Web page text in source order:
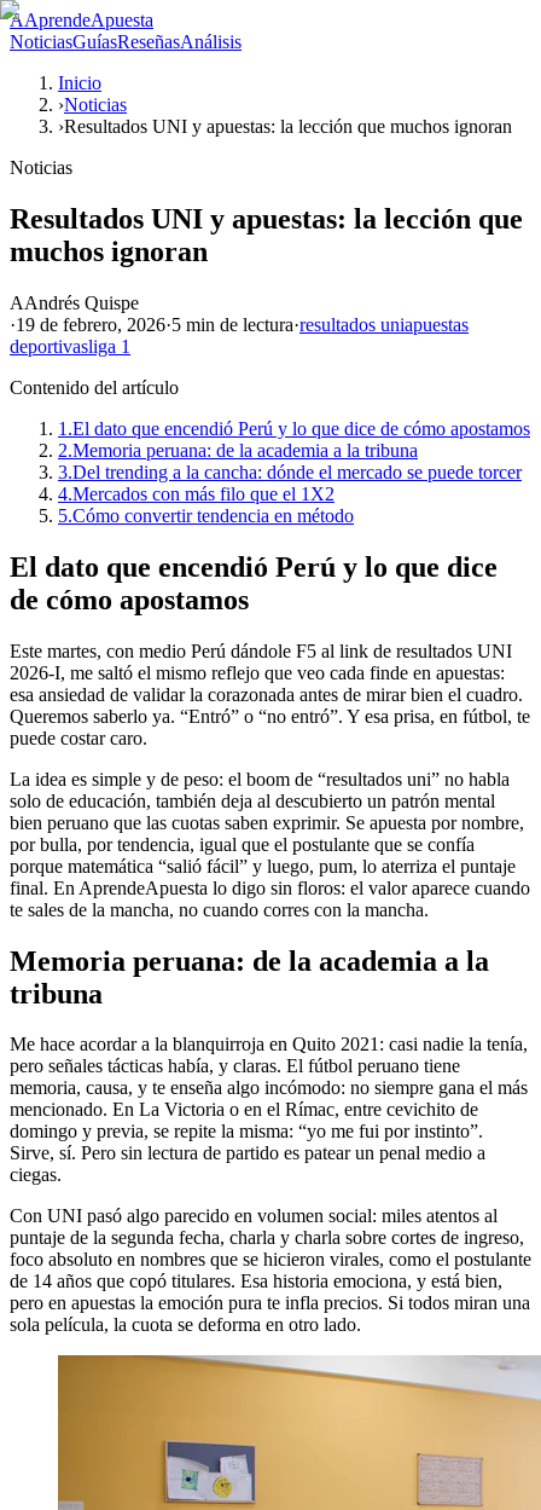
AAprendeApuesta
NoticiasGuíasReseñasAnálisis
Inicio
›Noticias
›Resultados UNI y apuestas: la lección que muchos ignoran
Noticias
Resultados UNI y apuestas: la lección que
muchos ignoran
AAndrés Quispe
·19 de febrero, 2026·5 min de lectura·resultados uniapuestas
deportivasliga 1
Contenido del artículo
1.El dato que encendió Perú y lo que dice de cómo apostamos
2.Memoria peruana: de la academia a la tribuna
3.Del trending a la cancha: dónde el mercado se puede torcer
4.Mercados con más filo que el 1X2
5.Cómo convertir tendencia en método
El dato que encendió Perú y lo que dice
de cómo apostamos
Este martes, con medio Perú dándole F5 al link de resultados UNI
2026-I, me saltó el mismo reflejo que veo cada finde en apuestas:
esa ansiedad de validar la corazonada antes de mirar bien el cuadro.
Queremos saberlo ya. “Entró” o “no entró”. Y esa prisa, en fútbol, te
puede costar caro.
La idea es simple y de peso: el boom de “resultados uni” no habla
solo de educación, también deja al descubierto un patrón mental
bien peruano que las cuotas saben exprimir. Se apuesta por nombre,
por bulla, por tendencia, igual que el postulante que se confía
porque matemática “salió fácil” y luego, pum, lo aterriza el puntaje
final. En AprendeApuesta lo digo sin floros: el valor aparece cuando
te sales de la mancha, no cuando corres con la mancha.
Memoria peruana: de la academia a la
tribuna
Me hace acordar a la blanquirroja en Quito 2021: casi nadie la tenía,
pero señales tácticas había, y claras. El fútbol peruano tiene
memoria, causa, y te enseña algo incómodo: no siempre gana el más
mencionado. En La Victoria o en el Rímac, entre cevichito de
domingo y previa, se repite la misma: “yo me fui por instinto”.
Sirve, sí. Pero sin lectura de partido es patear un penal medio a
ciegas.
Con UNI pasó algo parecido en volumen social: miles atentos al
puntaje de la segunda fecha, charla y charla sobre cortes de ingreso,
foco absoluto en nombres que se hicieron virales, como el postulante
de 14 años que copó titulares. Esa historia emociona, y está bien,
pero en apuestas la emoción pura te infla precios. Si todos miran una
sola película, la cuota se deforma en otro lado.